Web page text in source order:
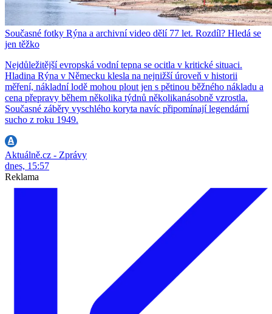
Současné fotky Rýna a archivní video dělí 77 let. Rozdíl? Hledá se
jen těžko
Nejdůležitější evropská vodní tepna se ocitla v kritické situaci.
Hladina Rýna v Německu klesla na nejnižší úroveň v historii
měření, nákladní lodě mohou plout jen s pětinou běžného nákladu a
cena přepravy během několika týdnů několikanásobně vzrostla.
Současné záběry vyschlého koryta navíc připomínají legendární
sucho z roku 1949.
Aktuálně.cz - Zprávy
dnes, 15:57
Reklama